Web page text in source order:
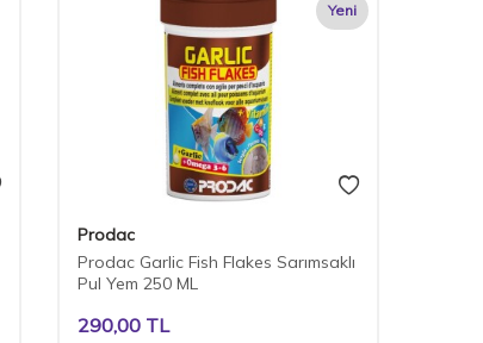
Yeni
Prodac
Prodac Garlic Fish Flakes Sarımsaklı
Pul Yem 250 ML
290,00TL